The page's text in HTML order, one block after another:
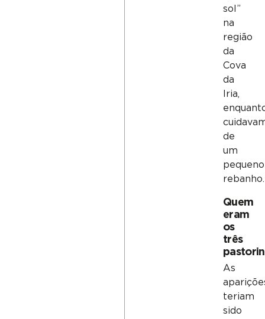
sol”
na
região
da
Cova
da
Iria,
de
um
pequeno
rebanho.
Quem
eram
os
três
As
teriam
sido